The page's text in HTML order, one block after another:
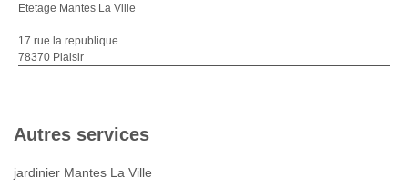
Etetage Mantes La Ville
17 rue la republique
78370 Plaisir
Autres services
jardinier Mantes La Ville